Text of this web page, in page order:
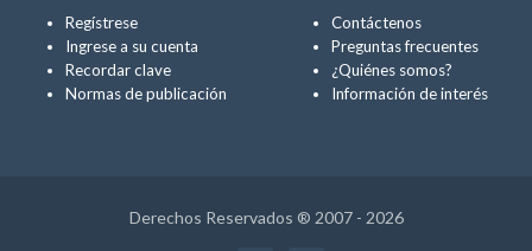
Regístrese
Ingrese a su cuenta
Recordar clave
Normas de publicación
Contáctenos
Preguntas frecuentes
¿Quiénes somos?
Información de interés
Derechos Reservados ® 2007 - 2026